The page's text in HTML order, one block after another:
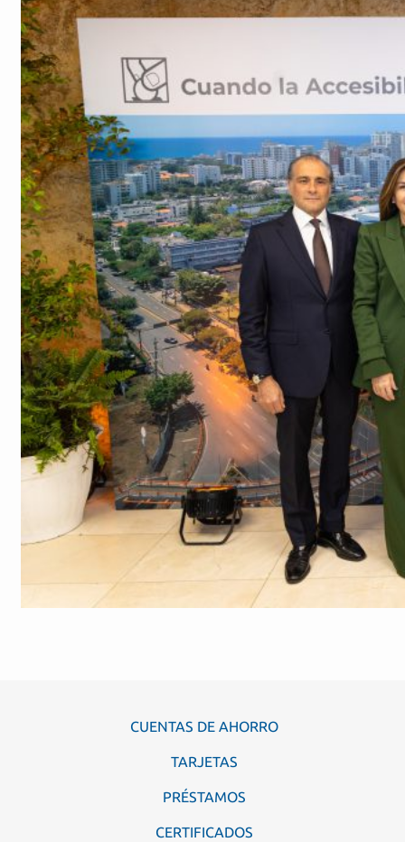
CUENTAS DE AHORRO
TARJETAS
PRÉSTAMOS
CERTIFICADOS